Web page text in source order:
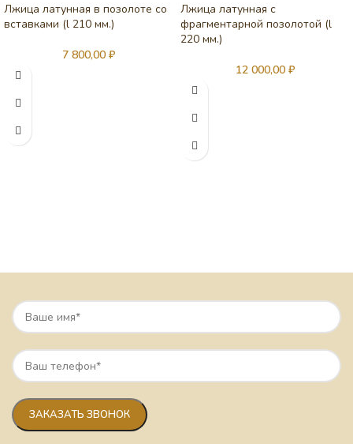
Лжица латунная в позолоте со
вставками (l 210 мм.)
7 800,00 ₽
Лжица латунная с
фрагментарной позолотой (l
220 мм.)
12 000,00 ₽